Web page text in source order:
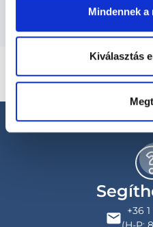
Mindennek a
Kiválasztás
+36